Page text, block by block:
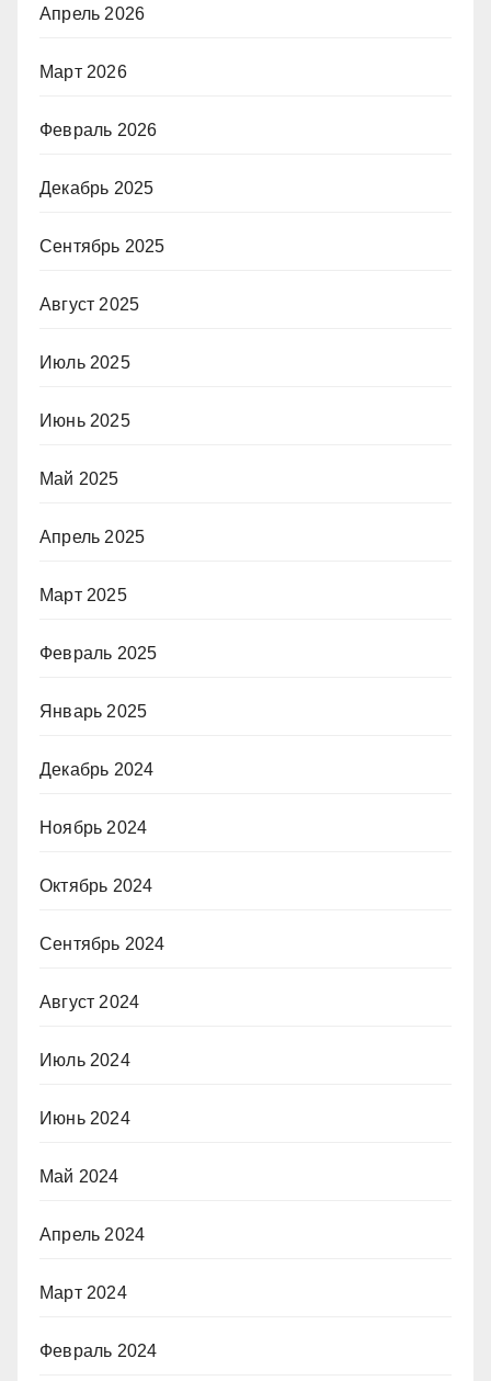
Апрель 2026
Март 2026
Февраль 2026
Декабрь 2025
Сентябрь 2025
Август 2025
Июль 2025
Июнь 2025
Май 2025
Апрель 2025
Март 2025
Февраль 2025
Январь 2025
Декабрь 2024
Ноябрь 2024
Октябрь 2024
Сентябрь 2024
Август 2024
Июль 2024
Июнь 2024
Май 2024
Апрель 2024
Март 2024
Февраль 2024